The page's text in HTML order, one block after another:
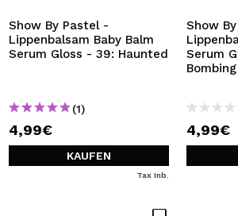
Durch die Erstellung eines Kontos bei
können Sie Ihre Einkäufe schnell
Bestellungen überprüfen und Ihre
BENUTZERKONTO
Show By Pastel -
Lippenbalsam Baby Balm
Serum Gloss - 39: Haunted
(1)
4,99€
KAUFEN
Tax Inb.
Show
Serum
Bombing
4,99€